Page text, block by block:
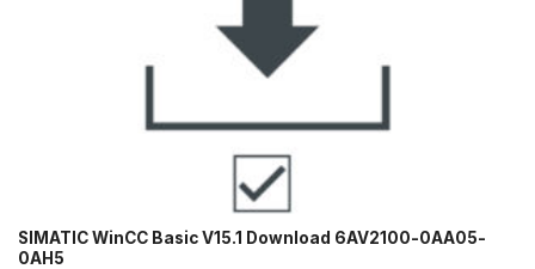
SIMATIC WinCC Basic V15.1 Download 6AV2100-0AA05-
0AH5